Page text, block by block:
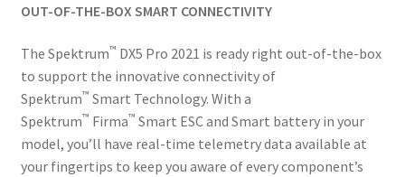
OUT-OF-THE-BOX SMART CONNECTIVITY
The Spektrum™ DX5 Pro 2021 is ready right out-of-the-box
to support the innovative connectivity of
Spektrum™ Smart Technology. With a
Spektrum™ Firma™ Smart ESC and Smart battery in your
model, you’ll have real-time telemetry data available at
your fingertips to keep you aware of every component’s